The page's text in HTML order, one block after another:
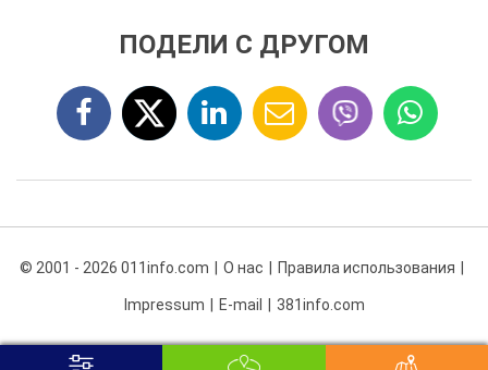
ПОДЕЛИ С ДРУГОМ
© 2001 - 2026 011info.com О нас Правила использования
Impressum E-mail 381info.com